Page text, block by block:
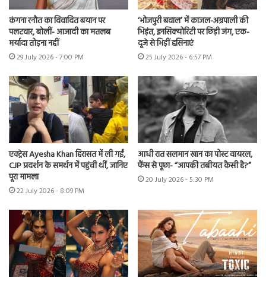
कंगना रनौत का विवादित बयान पर
पलटवार, बोलीं- आजादी का मतलब
मर्यादा तोड़ना नहीं
29 July 2026 - 7:00 PM
‘भोजपुरी बवाल’ में काजल-अम्रपाली की
भिड़ंत, इनसिक्योरिटी पर छिड़ी जंग, एक-
दूजे से भिड़ीं हसिनाएं
25 July 2026 - 6:57 PM
एक्ट्रेस Ayesha Khan हिरासत में ली गईं,
CJP प्रदर्शन के समर्थन में पहुंची थीं, जानिए
पूरा मामला
22 July 2026 - 8:09 PM
आधी रात सलमान खान का पोस्ट वायरल,
फैंस से पूछा- “आपकी तबीयत कैसी है?”
20 July 2026 - 5:30 PM